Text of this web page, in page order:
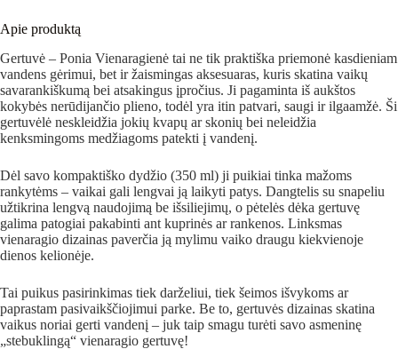
Apie produktą
Gertuvė – Ponia Vienaragienė tai ne tik praktiška priemonė kasdieniam
vandens gėrimui, bet ir žaismingas aksesuaras, kuris skatina vaikų
savarankiškumą bei atsakingus įpročius. Ji pagaminta iš aukštos
kokybės nerūdijančio plieno, todėl yra itin patvari, saugi ir ilgaamžė. Ši
gertuvėlė neskleidžia jokių kvapų ar skonių bei neleidžia
kenksmingoms medžiagoms patekti į vandenį.
Dėl savo kompaktiško dydžio (350 ml) ji puikiai tinka mažoms
rankytėms – vaikai gali lengvai ją laikyti patys. Dangtelis su snapeliu
užtikrina lengvą naudojimą be išsiliejimų, o pėtelės dėka gertuvę
galima patogiai pakabinti ant kuprinės ar rankenos. Linksmas
vienaragio dizainas paverčia ją mylimu vaiko draugu kiekvienoje
dienos kelionėje.
Tai puikus pasirinkimas tiek darželiui, tiek šeimos išvykoms ar
paprastam pasivaikščiojimui parke. Be to, gertuvės dizainas skatina
vaikus noriai gerti vandenį – juk taip smagu turėti savo asmeninę
„stebuklingą“ vienaragio gertuvę!